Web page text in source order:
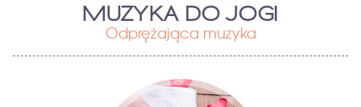
MUZYKA DO JOGI
Odprężająca muzyka